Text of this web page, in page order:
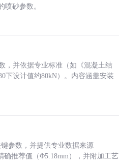
喷砂参数。
，并依据专业标准（如《混凝土结
下设计值约80kN）。内容涵盖安装
参数，并提供专业数据来源
确推荐值（Φ5.18mm），并附加工艺